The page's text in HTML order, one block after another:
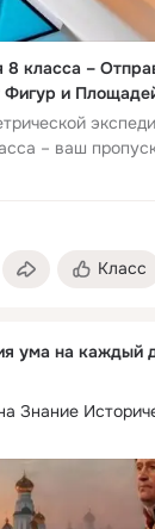
8 класса –
и
– ваш
Класс
ума на каждый
Знание